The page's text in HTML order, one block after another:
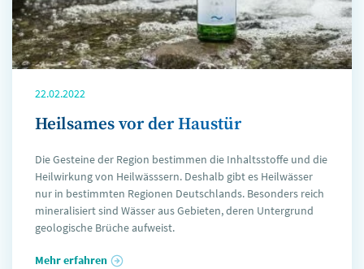
22.02.2022
Heilsames vor der Haustür
Die Gesteine der Region bestimmen die Inhaltsstoffe und die
Heilwirkung von Heilwässsern. Deshalb gibt es Heilwässer
nur in bestimmten Regionen Deutschlands. Besonders reich
mineralisiert sind Wässer aus Gebieten, deren Untergrund
geologische Brüche aufweist.
Mehr erfahren